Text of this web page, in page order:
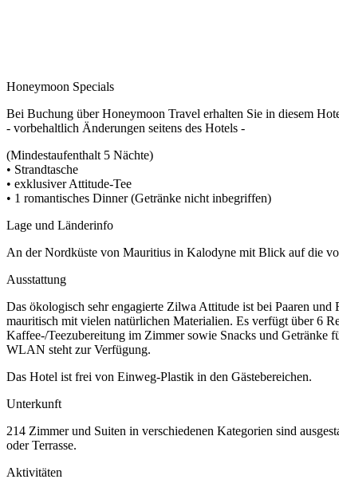
Honeymoon Specials
Bei Buchung über Honeymoon Travel erhalten Sie in diesem
- vorbehaltlich Änderungen seitens des Hotels -
(Mindestaufenthalt 5 Nächte)
• Strandtasche
• exklusiver Attitude-Tee
• 1 romantisches Dinner (Getränke nicht inbegriffen)
Lage und Länderinfo
An der Nordküste von Mauritius in Kalodyne mit Blick auf die
Ausstattung
Das ökologisch sehr engagierte Zilwa Attitude ist bei Paaren
mauritisch mit vielen natürlichen Materialien. Es verfügt über 6
Kaffee-/Teezubereitung im Zimmer sowie Snacks und Getränke
WLAN steht zur Verfügung.
Das Hotel ist frei von Einweg-Plastik in den Gästebereichen.
Unterkunft
214 Zimmer und Suiten in verschiedenen Kategorien sind
oder Terrasse.
Aktivitäten